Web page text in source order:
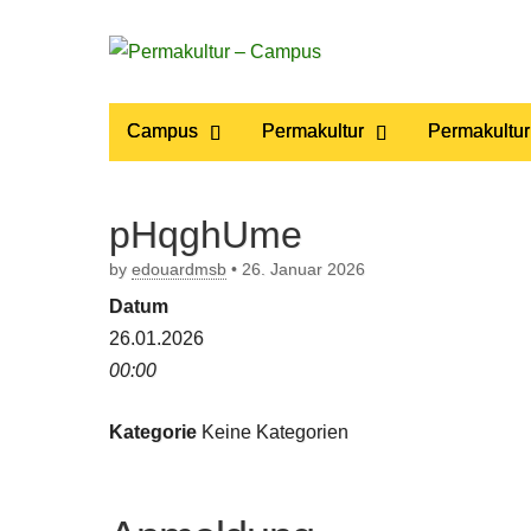
Permakultur
– Campus
Main
menu
Campus Permakultur
pHqghUme
by edouardmsb • 26. Januar 2026
Datum
26.01.2026
00:00
Kategorie Keine Kategorien